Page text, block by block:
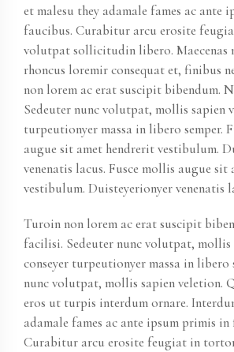
et malesu they adamale fames ac ante
faucibus. Curabitur arcu erosite
volutpat sollicitudin libero. Maecenas
rhoncus loremir consequat et, finibus
non lorem ac erat suscipit bibendum.
Sedeuter nunc volutpat, mollis sapien
turpeutionyer massa in libero semper.
augue sit amet hendrerit vestibulum.
venenatis lacus. Fusce mollis augue sit
vestibulum. Duisteyerionyer venenatis
Turoin non lorem ac erat suscipit
facilisi. Sedeuter nunc volutpat, mollis
conseyer turpeutionyer massa in libero
nunc volutpat, mollis sapien veletion.
eros ut turpis interdum ornare.
adamale fames ac ante ipsum primis in
Curabitur arcu erosite feugiat in